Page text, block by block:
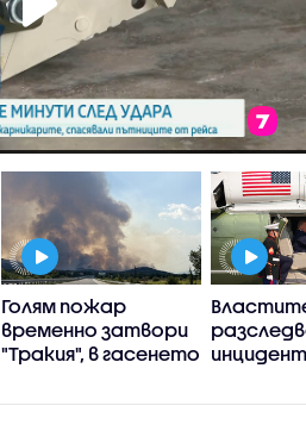
Голям пожар
временно затвори
"Тракия", в гасенето
хеликоптера
Тръмп и